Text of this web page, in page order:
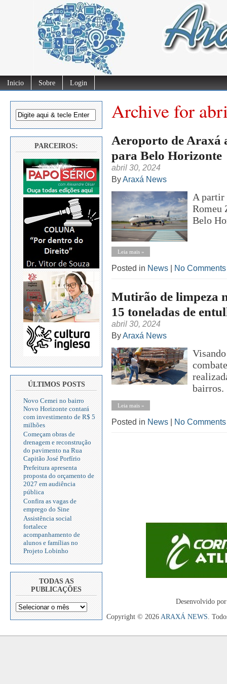
Inicio Sobre Login
PARCEIROS:
ÚLTIMOS POSTS
Novo Cemei no bairro
Novo Horizonte contará
com investimento de R$ 5
milhões
Começam obras de
drenagem e reconstrução
do pavimento na Rua
Capitão José Porfírio
Prefeitura apresenta
proposta do orçamento de
2027 em audiência
pública
Confira as vagas de
emprego do Sine
Assistência social
fortalece
acompanhamento de
alunos e famílias no
Projeto Lobinho
TODAS AS
PUBLICAÇÕES
Archive for
Aeroporto de Araxá
para Belo Horizonte
abril 30, 2024
ByAraxá News
A partir
Romeu
Belo
Leia mais »
Posted in News No
Mutirão de limpeza
15 toneladas de
abril 30, 2024
ByAraxá News
bairros.
Leia mais »
Posted in News No
Desenvolvido
Copyright © 2026 ARAXÁ NEWS.